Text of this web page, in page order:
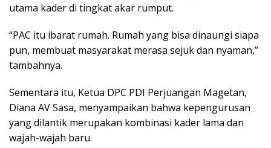
utama kader di tingkat akar rumput.
“PAC itu ibarat rumah. Rumah yang bisa dinaungi siapa
pun, membuat masyarakat merasa sejuk dan nyaman,”
tambahnya.
Sementara itu, Ketua DPC PDI Perjuangan Magetan,
Diana AV Sasa, menyampaikan bahwa kepengurusan
yang dilantik merupakan kombinasi kader lama dan
wajah-wajah baru.